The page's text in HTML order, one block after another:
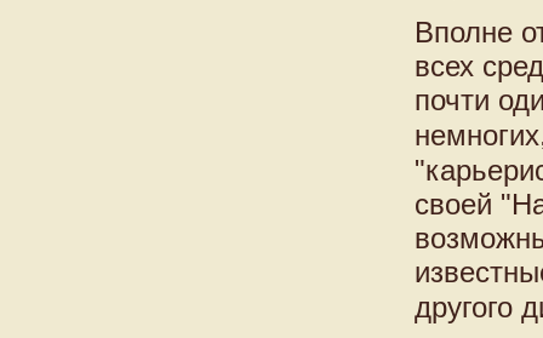
Вполне
всех
почти
своей
другого